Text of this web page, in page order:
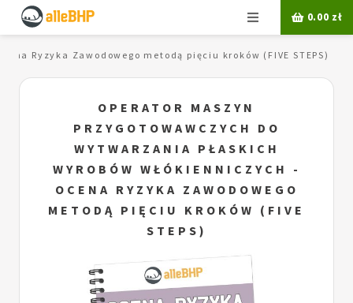
Menu 0.00 zł
Ryzyka Zawodowego metodą pięciu kroków (FIVE STEPS)
OPERATOR MASZYN
PRZYGOTOWAWCZYCH DO
WYTWARZANIA PŁASKICH
WYROBÓW WŁÓKIENNICZYCH -
OCENA RYZYKA ZAWODOWEGO
METODĄ PIĘCIU KROKÓW (FIVE
STEPS)